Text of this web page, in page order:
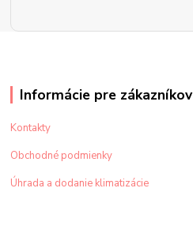
Informácie pre zákazníkov
Kontakty
Obchodné podmienky
Úhrada a dodanie klimatizácie